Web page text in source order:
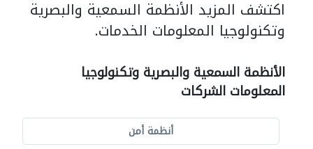
اكتشف المزيد الأنظمة السمعية والبصرية
وتكنولوجيا المعلومات الخدمات.
الأنظمة السمعية والبصرية وتكنولوجيا
المعلومات الشركات
أنظمة أمن